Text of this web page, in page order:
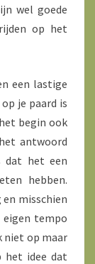
wel goede
op het
een lastige
je paard is
begin ook
antwoord
dat het een
hebben.
misschien
eigen tempo
niet op maar
het idee dat